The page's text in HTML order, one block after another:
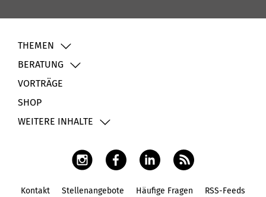
THEMEN
BERATUNG
VORTRÄGE
SHOP
WEITERE INHALTE
Kontakt Stellenangebote Häufige Fragen RSS-Feeds